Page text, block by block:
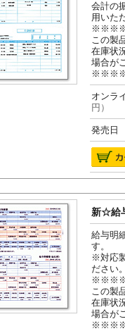
会計の
用いた
この製
在庫状
場合が
オン
円）
発売日
新☆給
給与明
す。
※対応
ださい
この製
在庫状
場合が